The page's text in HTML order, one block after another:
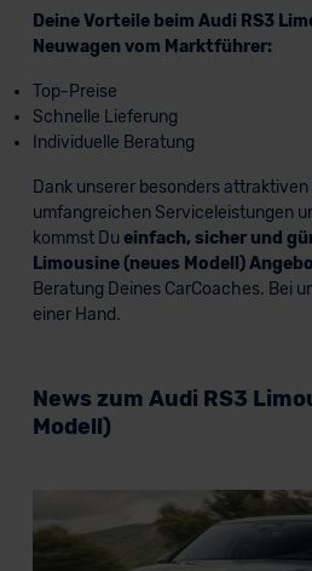
Deine Vorteile beim Audi RS3
Neuwagen vom Marktführer:
Top-Preise
Schnelle Lieferung
Individuelle Beratung
Dank unserer besonders
umfangreichen Serviceleistungen
kommst Du einfach, sicher und
Limousine (neues Modell)
Beratung Deines CarCoaches. Bei
einer Hand.
News zum Audi RS3
Modell)